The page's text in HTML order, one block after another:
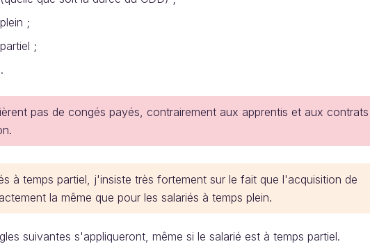
;
;
pas de congés payés, contrairement aux apprentis et aux contrats
à temps partiel, j'insiste très fortement sur le fait que l'acquisition de
la même que pour les salariés à temps plein.
suivantes s'appliqueront, même si le salarié est à temps partiel.